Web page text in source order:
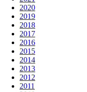
2020
2019
2018
2017
2016
2015
2014
2013
2012
2011